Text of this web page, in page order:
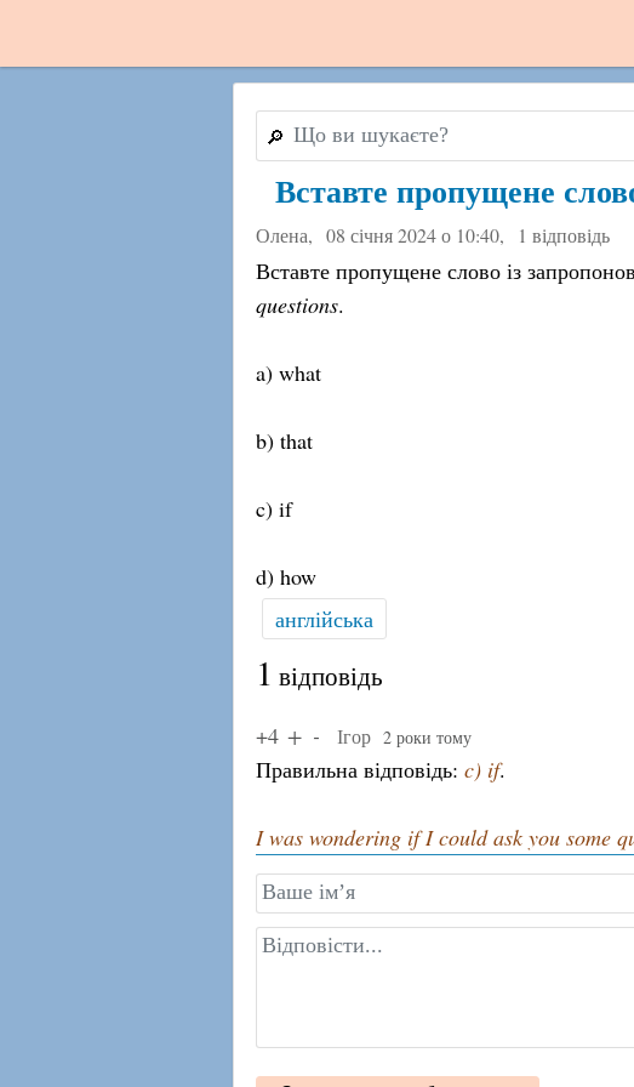
🔎
Вставте пропущене
Олена, 08 січня 2024 о 10:40, 1 відповідь
Вставте пропущене слово із
questions.
a) what
b) that
c) if
d) how
англійська
1 відповідь
+4 Ігор 2 роки тому
Правильна відповідь: c) if.
I was wondering if I could ask you some